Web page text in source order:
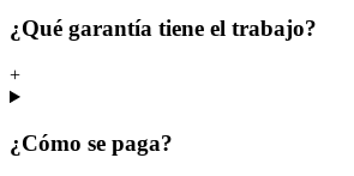
¿Qué garantía tiene el trabajo?
+
¿Cómo se paga?